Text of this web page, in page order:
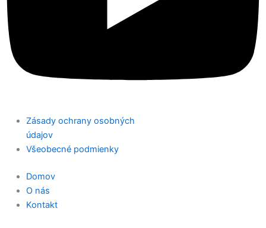
Zásady ochrany osobných
údajov
Všeobecné podmienky
Domov
O nás
Kontakt